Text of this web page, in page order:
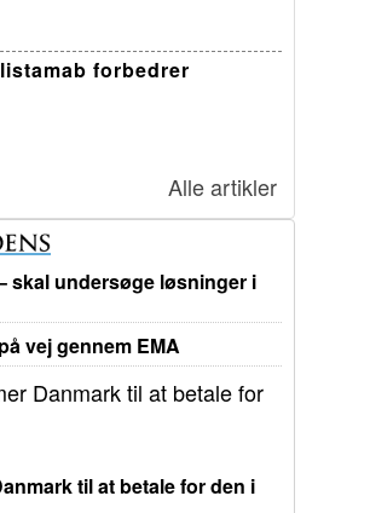
forbedrer
Alle artikler
skal undersøge løsninger i
vej gennem EMA
til at betale for den i